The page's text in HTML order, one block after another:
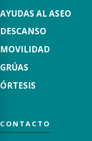
AYUDAS AL ASEO
DESCANSO
MOVILIDAD
GRÚAS
ÓRTESIS
CONTACTO